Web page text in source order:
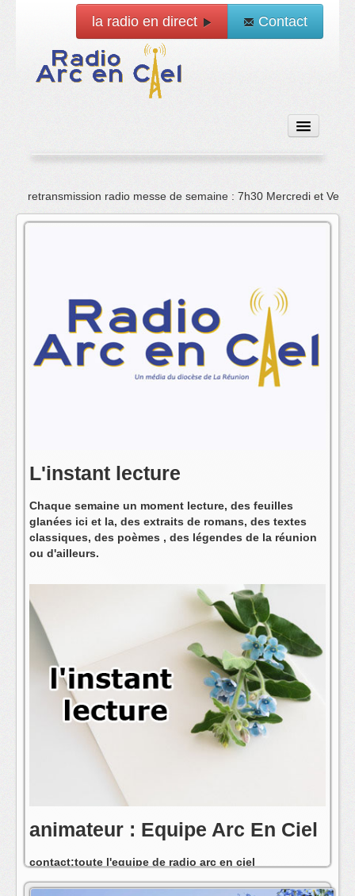
la radio en direct Contact
Accueil
Emissions
La radio
L'équipe
retransmission radio messe de semaine : 7h30 Mercredi et
L'instant lecture
Chaque semaine un moment lecture, des feuilles
glanées ici et la, des extraits de romans, des textes
classiques, des poèmes , des légendes de la réunion
ou d'ailleurs.
animateur : Equipe Arc En Ciel
contact:toute l'equipe de radio arc en ciel